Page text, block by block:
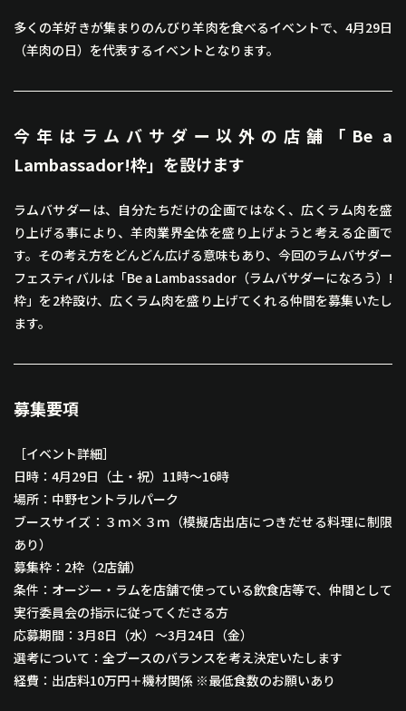
多くの羊好きが集まりのんびり羊肉を食べるイベントで、4月29日
（羊肉の日）を代表するイベントとなります。
今年はラムバサダー以外の店舗「Be a
Lambassador!枠」を設けます
ラムバサダーは、自分たちだけの企画ではなく、広くラム肉を盛
り上げる事により、羊肉業界全体を盛り上げようと考える企画で
す。その考え方をどんどん広げる意味もあり、今回のラムバサダー
フェスティバルは「Be a Lambassador（ラムバサダーになろう）!
枠」を2枠設け、広くラム肉を盛り上げてくれる仲間を募集いたし
ます。
募集要項
［イベント詳細］
日時：4月29日（土・祝）11時〜16時
場所：中野セントラルパーク
ブースサイズ：３ｍ×３ｍ（模擬店出店につきだせる料理に制限
あり）
募集枠：2枠（2店舗）
条件：オージー・ラムを店舗で使っている飲食店等で、仲間として
実行委員会の指示に従ってくださる方
応募期間：3月8日（水）～3月24日（金）
選考について：全ブースのバランスを考え決定いたします
経費：出店料10万円＋機材関係 ※最低食数のお願いあり